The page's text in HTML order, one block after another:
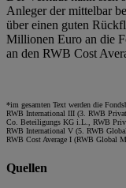
Anleger der mittelbar
über einen guten
Millionen Euro an die
an den RWB Cost
*im gesamten Text werden die
RWB International III (3. RWB
Co. Beteiligungs KG i.L., RWB
RWB International V (5. RWB
RWB Cost Average I (RWB Global
Quellen